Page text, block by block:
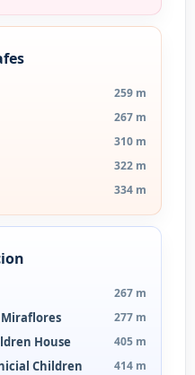
259 m
267 m
310 m
322 m
334 m
267 m
Miraflores 277 m
House 405 m
Children
414 m